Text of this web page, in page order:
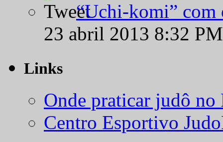
“Uchi-komi” com
23 abril 2013 8:32
Links
Onde praticar judô
Centro Esportivo